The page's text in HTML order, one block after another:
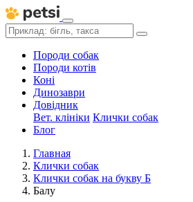
Породи собак
Породи котів
Коні
Динозаври
Довідник
Вет. клініки Клички собак
Блог
Главная
Клички собак
Клички собак на букву Б
Балу